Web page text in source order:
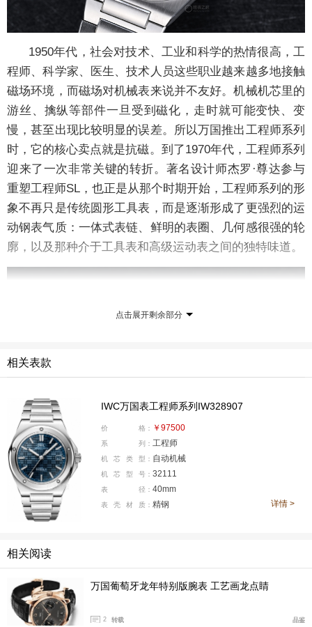
1950年代，社会对技术、工业和科学的热情很高，工
程师、科学家、医生、技术人员这些职业越来越多地接触
磁场环境，而磁场对机械表来说并不友好。机械机芯里的
游丝、擒纵等部件一旦受到磁化，走时就可能变快、变
慢，甚至出现比较明显的误差。所以万国推出工程师系列
时，它的核心卖点就是抗磁。到了1970年代，工程师系列
迎来了一次非常关键的转折。著名设计师杰罗·尊达参与
重塑工程师SL，也正是从那个时期开始，工程师系列的形
象不再只是传统圆形工具表，而是逐渐形成了更强烈的运
动钢表气质：一体式表链、鲜明的表圈、几何感很强的轮
廓，以及那种介于工具表和高级运动表之间的独特味道。
而我们今天要看的这枚蓝盘工程师，也采用一体式精
钢表链，线条处理得更干净，佩戴起来也更现代。表圈也
是这枚表很有辨识度的地方。它不是普通圆润的光面表
圈，而是带有五颗螺丝固定的设计，也给整枚表增加了不
理，光线扫过去的时候，金属表面会有不同的明暗变化。
腕表表径40毫米，厚度10.7毫米，是男表里非常舒服
的尺寸。尤其是工程师系列本身带有比较强的金属结构
感，太厚反而会显得很笨重。现在这个比例相对平衡，既
点击展开剩余部分
相关表款
IWC万国表工程师系列IW328907
价 格： ￥97500
系 列： 工程师
机 芯 类 型： 自动机械
机 芯 型 号： 32111
表 径： 40mm
表 壳 材 质： 精钢 详情 >
相关阅读
万国葡萄牙龙年特别版腕表 工艺画龙点睛
2 转载 品鉴